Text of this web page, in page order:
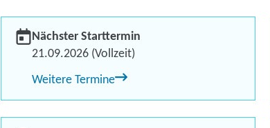
Nächster Starttermin
21.09.2026 (Vollzeit)
Weitere Termine